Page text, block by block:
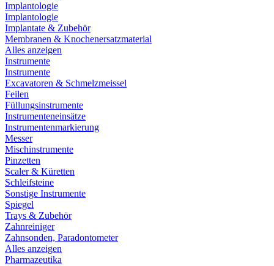
Implantologie
Implantologie
Implantate & Zubehör
Membranen & Knochenersatzmaterial
Alles anzeigen
Instrumente
Instrumente
Excavatoren & Schmelzmeissel
Feilen
Füllungsinstrumente
Instrumenteneinsätze
Instrumentenmarkierung
Messer
Mischinstrumente
Pinzetten
Scaler & Küretten
Schleifsteine
Sonstige Instrumente
Spiegel
Trays & Zubehör
Zahnreiniger
Zahnsonden, Paradontometer
Alles anzeigen
Pharmazeutika